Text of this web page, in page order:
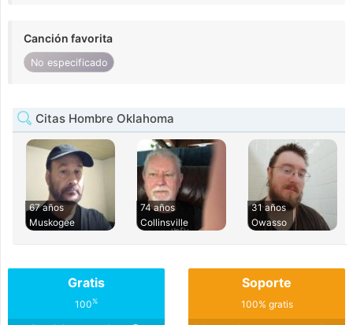
Canción favorita
No especificado
Citas Hombre Oklahoma
67 años
Muskogee
74 años
Collinsville
31 años
Owasso
Gratis
100%
Soporte
100% gratis